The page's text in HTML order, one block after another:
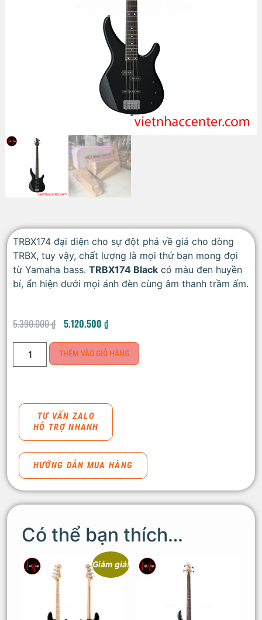
TRBX174 đại diện cho sự đột phá về giá cho dòng
TRBX, tuy vậy, chất lượng là mọi thứ bạn mong đợi
từ Yamaha bass. TRBX174 Black có màu đen huyền
bí, ẩn hiện dưới mọi ánh đèn cùng âm thanh trầm ấm.
5.390.000₫ 5.120.500 ₫
THÊM VÀO GIỎ HÀNG
TƯ VẤN ZALO
HỖ TRỢ NHANH
HƯỚNG DẪN MUA HÀNG
Có thể bạn thích…
Giảm giá!